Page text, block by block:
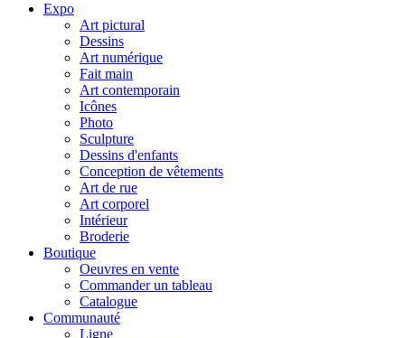
Expo
Art pictural
Dessins
Art numérique
Fait main
Art contemporain
Icônes
Photo
Sculpture
Dessins d'enfants
Conception de vêtements
Art de rue
Art corporel
Intérieur
Broderie
Boutique
Oeuvres en vente
Commander un tableau
Catalogue
Communauté
Ligne